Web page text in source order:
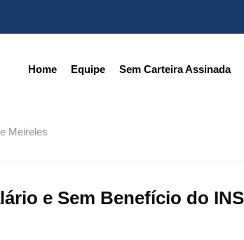
Home Equipe Sem Carteira Assinada
Meireles
e Sem Benefício do